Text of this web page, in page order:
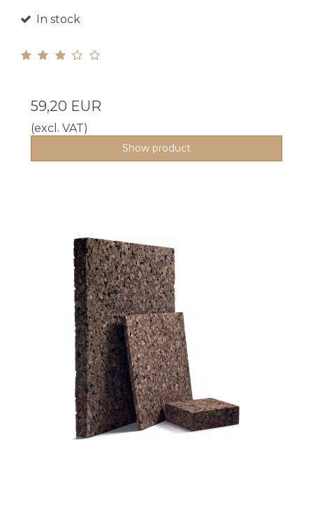
In stock
59,20 EUR
(excl. VAT)
Show product